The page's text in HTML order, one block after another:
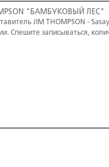
"БАМБУКОВЫЙ ЛЕС"
JIM THOMPSON -
Спешите записываться,